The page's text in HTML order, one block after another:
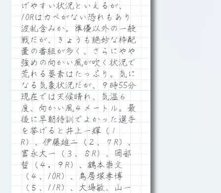
げやすい状況といえるが、
10Rはカベがない恐れもあり
波乱含みか。準優以外の一般
戦だが、きょうも絶妙な枠配
置の番組が多く、さらにやや
強めの向かい風が吹く状況で
荒れる要素はたっぷり。気に
なる気象状況だが、９時55分
現在では天候晴れ、気温６
度、向かい風４メートル。最
後に早朝特訓でよかった選手
を挙げると井上一輝（１
R）、伊藤雄二（２、７R）、
富永大一（３、８R）、岡部
哲（４，９R）、鶴本崇文
（４、10R）、鳥居塚孝博
（５、11R）、大場敏、山一